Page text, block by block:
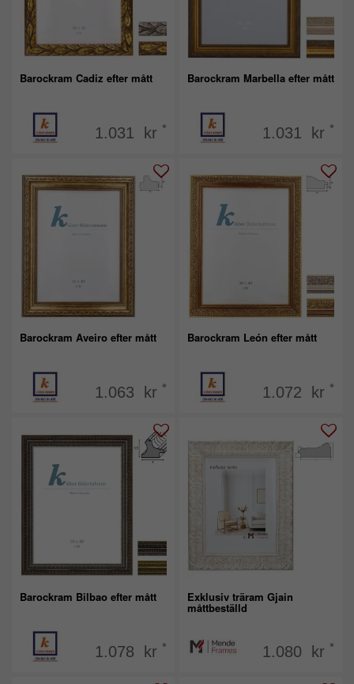
Barockram Cadiz efter mått
1.031 kr *
Barockram Marbella efter mått
1.031 kr *
Barockram Aveiro efter mått
1.063 kr *
Barockram León efter mått
1.072 kr *
Barockram Bilbao efter mått
1.078 kr *
Exklusiv träram Gjain
måttbeställd
1.080 kr *